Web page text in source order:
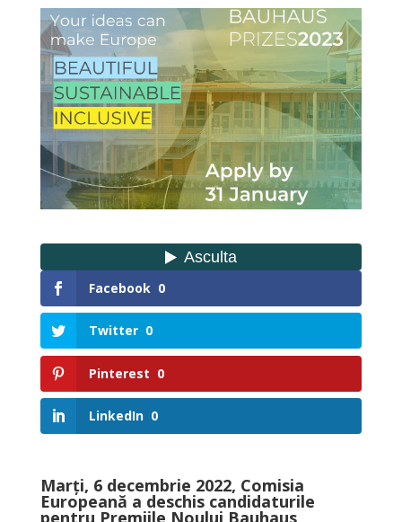
Facebook 0
Twitter 0
Pinterest 0
LinkedIn 0
Marți, 6 decembrie 2022, Comisia
Europeană a deschis candidaturile
pentru Premiile Noului Bauhaus